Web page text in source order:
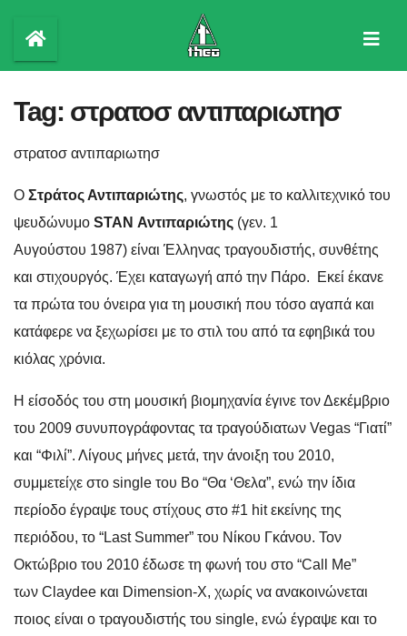
content
Tag: στρατοσ αντιπαριωτησ
στρατοσ αντιπαριωτησ
Ο Στράτος Αντιπαριώτης, γνωστός με το καλλιτεχνικό του
ψευδώνυμο STAN Αντιπαριώτης (γεν. 1
Αυγούστου 1987) είναι Έλληνας τραγουδιστής, συνθέτης
και στιχουργός. Έχει καταγωγή από την Πάρο. Εκεί έκανε
τα πρώτα του όνειρα για τη μουσική που τόσο αγαπά και
κατάφερε να ξεχωρίσει με το στιλ του από τα εφηβικά του
κιόλας χρόνια.
Η είσοδός του στη μουσική βιομηχανία έγινε τον Δεκέμβριο
του 2009 συνυπογράφοντας τα τραγούδιατων Vegas “Γιατί”
και “Φιλί”. Λίγους μήνες μετά, την άνοιξη του 2010,
συμμετείχε στο single του Bo “Θα ‘Θελα”, ενώ την ίδια
περίοδο έγραψε τους στίχους στο #1 hit εκείνης της
περιόδου, το “Last Summer” του Νίκου Γκάνου. Τον
Οκτώβριο του 2010 έδωσε τη φωνή του στο “Call Me”
των Claydee και Dimension-X, χωρίς να ανακοινώνεται
ποιος είναι ο τραγουδιστής του single, ενώ έγραψε και το